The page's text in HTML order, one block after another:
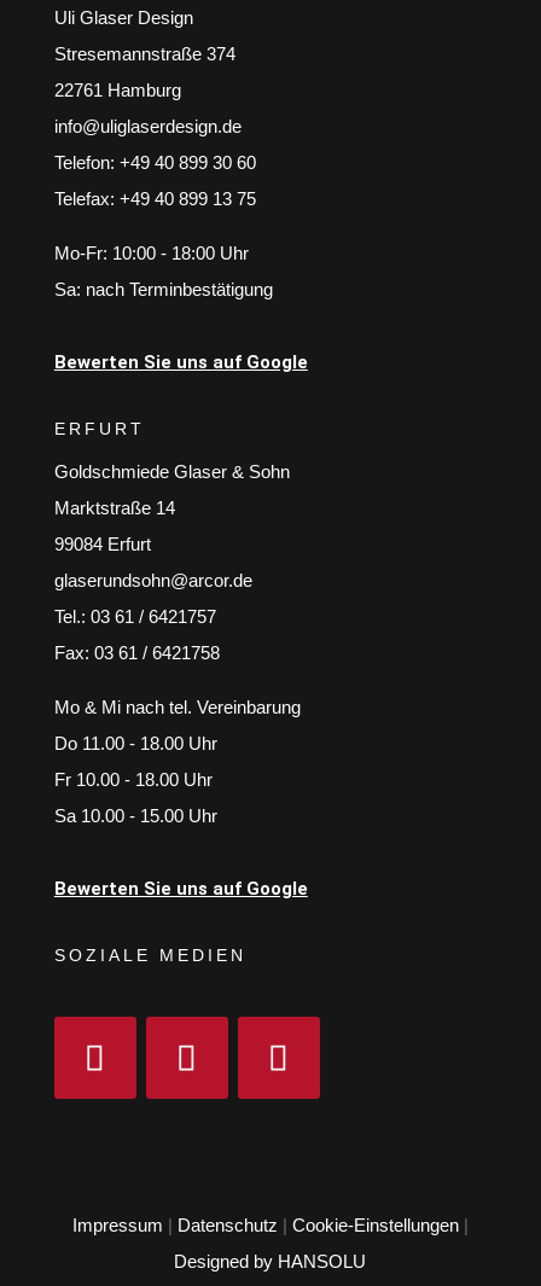
Uli Glaser Design
Stresemannstraße 374
22761 Hamburg
info@uliglaserdesign.de
Telefon: +49 40 899 30 60
Telefax: +49 40 899 13 75
Mo-Fr: 10:00 - 18:00 Uhr
Sa: nach Terminbestätigung
Bewerten Sie uns auf Google
ERFURT
Goldschmiede Glaser & Sohn
Marktstraße 14
99084 Erfurt
glaserundsohn@arcor.de
Tel.: 03 61 / 6421757
Fax: 03 61 / 6421758
Mo & Mi nach tel. Vereinbarung
Do 11.00 - 18.00 Uhr
Fr 10.00 - 18.00 Uhr
Sa 10.00 - 15.00 Uhr
Bewerten Sie uns auf Google
SOZIALE MEDIEN
Impressum | Datenschutz | Cookie-Einstellungen|
Designed by HANSOLU